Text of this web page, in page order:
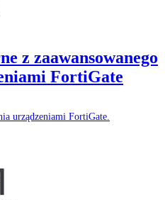
z zaawansowanego
FortiGate
urządzeniami FortiGate.